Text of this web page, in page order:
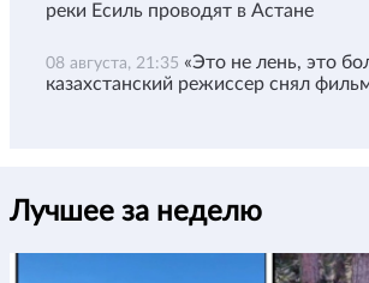
реки Есиль проводят в Астане
08 августа, 21:35 «Это не лень, это
казахстанский режиссер снял
Лучшее за неделю